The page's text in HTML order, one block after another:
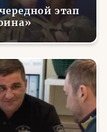
этап